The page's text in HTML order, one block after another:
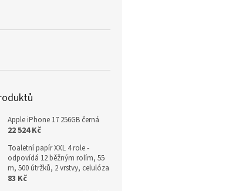
Apple iPhone 17 256GB černá
22 524 Kč
Toaletní papír XXL 4 role -
odpovídá 12 běžným rolím, 55
m, 500 útržků, 2 vrstvy, celulóza
83 Kč